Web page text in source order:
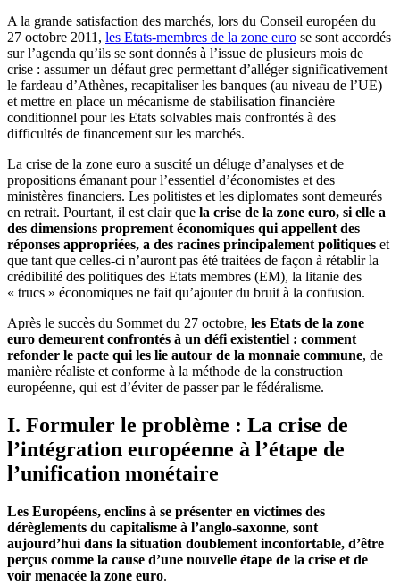
A la grande satisfaction des marchés, lors du Conseil européen du
27 octobre 2011, les Etats-membres de la zone euro se sont accordés
sur l’agenda qu’ils se sont donnés à l’issue de plusieurs mois de
crise : assumer un défaut grec permettant d’alléger significativement
le fardeau d’Athènes, recapitaliser les banques (au niveau de l’UE)
et mettre en place un mécanisme de stabilisation financière
conditionnel pour les Etats solvables mais confrontés à des
difficultés de financement sur les marchés.
La crise de la zone euro a suscité un déluge d’analyses et de
propositions émanant pour l’essentiel d’économistes et des
ministères financiers. Les politistes et les diplomates sont demeurés
en retrait. Pourtant, il est clair que la crise de la zone euro, si elle a
des dimensions proprement économiques qui appellent des
réponses appropriées, a des racines principalement politiques et
que tant que celles-ci n’auront pas été traitées de façon à rétablir la
crédibilité des politiques des Etats membres (EM), la litanie des
« trucs » économiques ne fait qu’ajouter du bruit à la confusion.
Après le succès du Sommet du 27 octobre, les Etats de la zone
euro demeurent confrontés à un défi existentiel : comment
refonder le pacte qui les lie autour de la monnaie commune, de
manière réaliste et conforme à la méthode de la construction
européenne, qui est d’éviter de passer par le fédéralisme.
I. Formuler le problème : La crise de
l’intégration européenne à l’étape de
l’unification monétaire
Les Européens, enclins à se présenter en victimes des
dérèglements du capitalisme à l’anglo-saxonne, sont
aujourd’hui dans la situation doublement inconfortable, d’être
perçus comme la cause d’une nouvelle étape de la crise et de
voir menacée la zone euro.